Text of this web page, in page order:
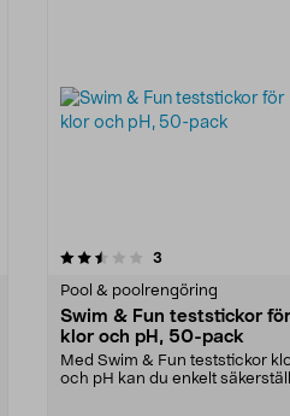
3
Pool & poolrengöring
Swim & Fun teststickor för
klor och pH, 50-pack
Med Swim & Fun teststickor
och pH kan du enkelt